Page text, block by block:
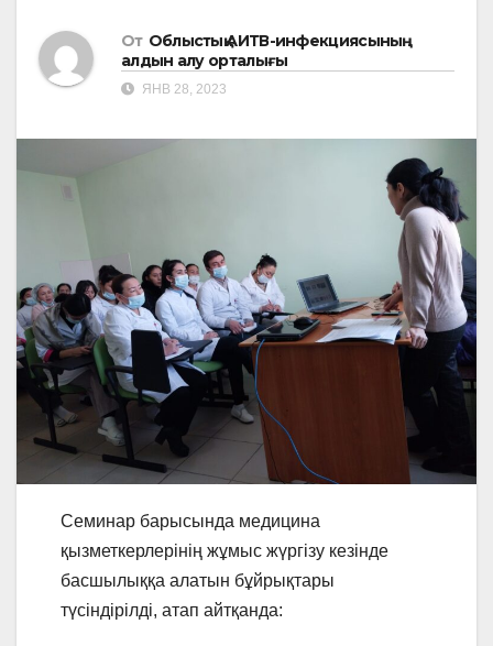
От Облыстық АИТВ-инфекциясының
алдын алу орталығы
ЯНВ 28, 2023
Семинар барысында медицина
қызметкерлерінің жұмыс жүргізу кезінде
басшылыққа алатын бұйрықтары
түсіндірілді, атап айтқанда: